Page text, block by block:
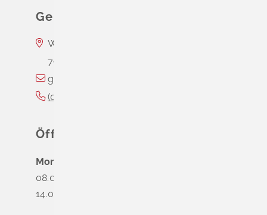
Gemeinde Schliengen
Wasserschloss Entenstein
79418
gemeinde@schliengen.de
(0
Öffnungszeiten
Montag
08.00 - 12.00 Uhr
14.00 - 16.00 Uhr